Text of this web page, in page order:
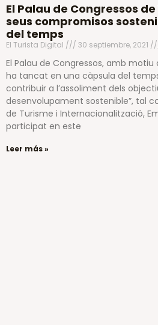
El Palau de Congressos
seus compromisos
del temps
El Turista Digital 30 septiembre, 2021
El Palau de Congressos, amb
ha tancat en una càpsula del
contribuir a l’assoliment dels
desenvolupament sostenible”, tal
de Turisme i Internacionalització,
participat en este
Leer más »